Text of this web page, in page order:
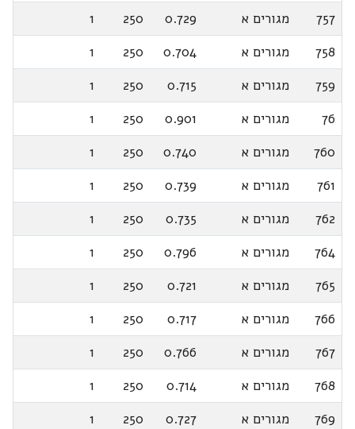
757
מגורים א 0.729
250
1
758
מגורים א 0.704
250
1
759
מגורים א 0.715
250
1
76
מגורים א 0.901
250
1
760
מגורים א 0.740
250
1
761
מגורים א 0.739
250
1
762
מגורים א 0.735
250
1
764
מגורים א 0.796
250
1
765
מגורים א 0.721
250
1
766
מגורים א 0.717
250
1
767
מגורים א 0.766
250
1
768
מגורים א 0.714
250
1
769
מגורים א 0.727
250
1